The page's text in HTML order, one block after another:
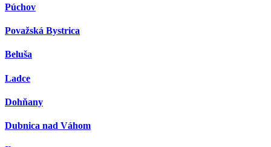
Púchov
Považská Bystrica
Beluša
Ladce
Dohňany
Dubnica nad Váhom